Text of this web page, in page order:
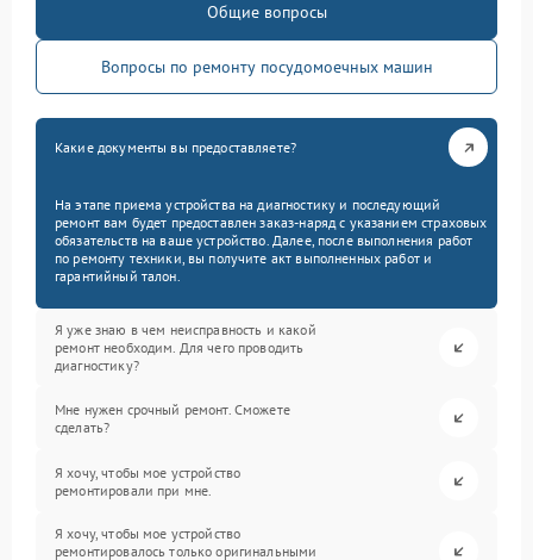
Общие вопросы
Вопросы по ремонту посудомоечных машин
Какие документы вы предоставляете?
На этапе приема устройства на диагностику и последующий
ремонт вам будет предоставлен заказ-наряд с указанием страховых
обязательств на ваше устройство. Далее, после выполнения работ
по ремонту техники, вы получите акт выполненных работ и
гарантийный талон.
Я уже знаю в чем неисправность и какой
ремонт необходим. Для чего проводить
диагностику?
Мне нужен срочный ремонт. Сможете
сделать?
Я хочу, чтобы мое устройство
ремонтировали при мне.
Я хочу, чтобы мое устройство
ремонтировалось только оригинальными